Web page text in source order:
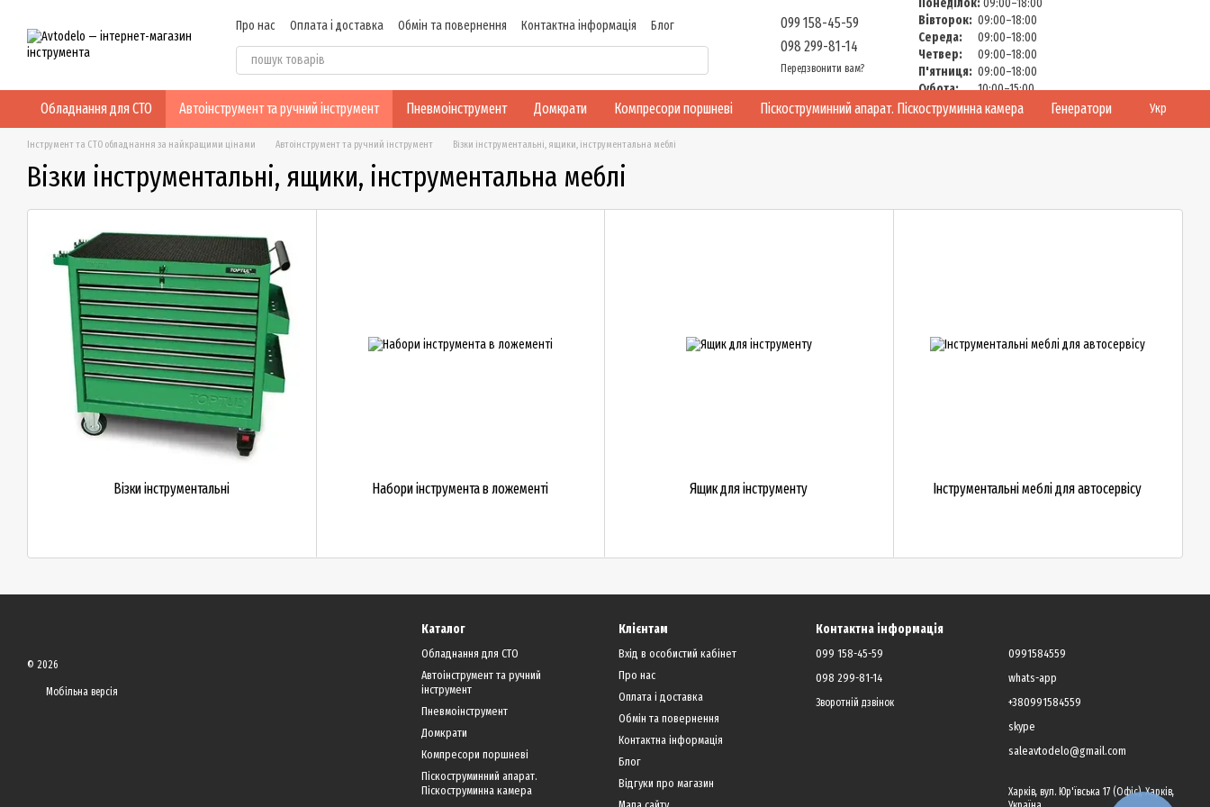
Про нас Оплата і доставка Обмін та повернення Контактна інформація
Блог
Відгуки про магазин
099 158-45-59
098 299-81-14
Передзвонити вам?
Понеділок:09:00–18:00
Вівторок: 09:00–18:00
Середа:
09:00–18:00
Четвер:
09:00–18:00
П'ятниця: 09:00–18:00
Субота:
10:00–15:00
Неділя:
Вихідний
Обладнання для СТО Автоінструмент та ручний інструмент Пневмоінструмент Домкрати Компресори поршневі Піскоструминний апарат. Піскоструминна камера Генератори Укр
Інструмент та СТО обладнання за найкращими цінами Автоінструмент та ручний інструмент Візки інструментальні, ящики, інструментальна меблі
Візки інструментальні, ящики, інструментальна меблі
Візки інструментальні Набори інструмента в ложементі Ящик для інструменту Інструментальні меблі для автосервісу
© 2026
Мобільна версія
Каталог
Обладнання для СТО
Автоінструмент та ручний
інструмент
Пневмоінструмент
Домкрати
Компресори поршневі
Піскоструминний апарат.
Піскоструминна камера
Клієнтам
Вхід в особистий кабінет
Про нас
Оплата і доставка
Обмін та повернення
Контактна інформація
Блог
Відгуки про магазин
Контактна інформація
099 158-45-59
098 299-81-14
Зворотній дзвінок
0991584559
whats-app
+380991584559
skype
saleavtodelo@gmail.com
Харків, вул. Юр'ївська 17 (Офіс), Харків,